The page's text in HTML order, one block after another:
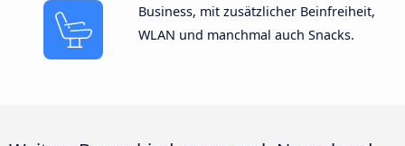
Business, mit zusätzlicher Beinfreiheit,
WLAN und manchmal auch Snacks.